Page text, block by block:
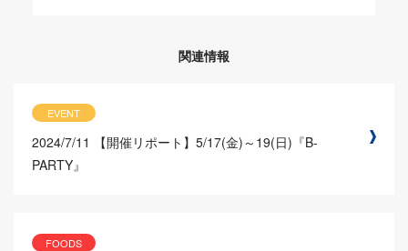
関連情報
EVENT
2024/7/11
【開催リポート】5/17(金)～19(日)『B-
PARTY』
FOODS